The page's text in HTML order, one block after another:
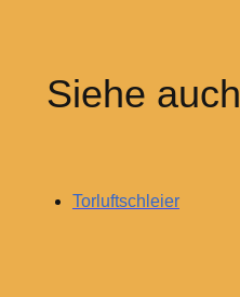
Siehe auch
Torluftschleier